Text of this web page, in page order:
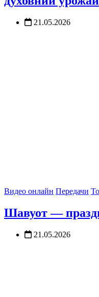
21.05.2026
Видео онлайн Передачи
Шавуот —
21.05.2026